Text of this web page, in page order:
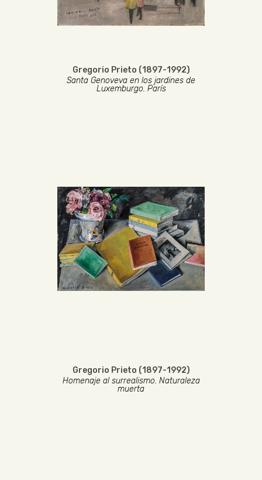
Gregorio Prieto (1897-1992)
Santa Genoveva en los jardines de
Luxemburgo. París
Gregorio Prieto (1897-1992)
Homenaje al surrealismo. Naturaleza
muerta